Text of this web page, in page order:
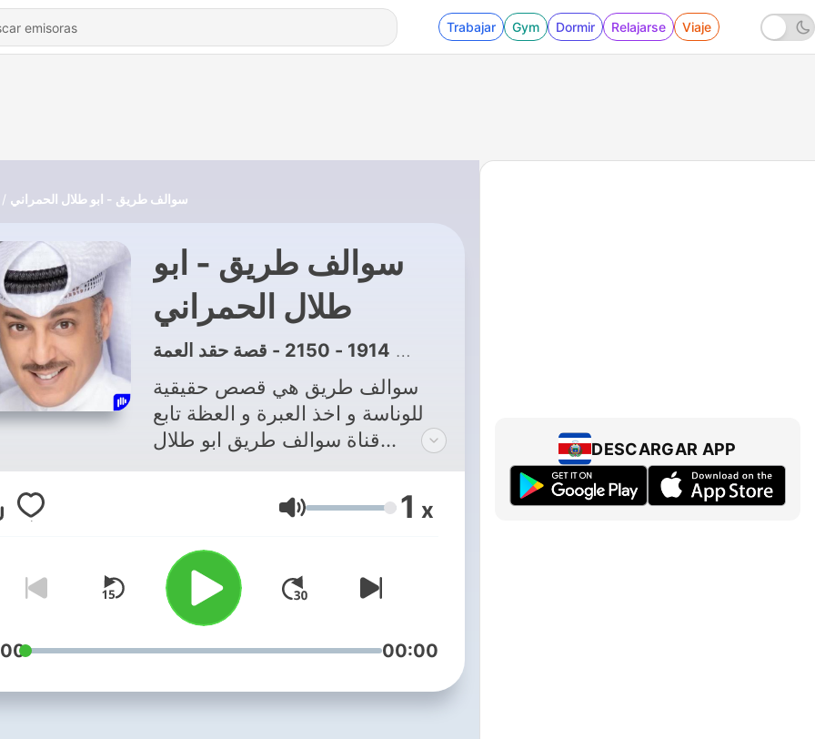
Trabajar Gym Dormir Relajarse Viaje
سوالف طريق - ابو طلال الحمراني
سوالف طريق - ابو
طلال الحمراني
| 1914 - 2150 - قصة حقد العمة
سوالف طريق هي قصص حقيقية
للوناسة و اخذ العبرة و العظة تابع
قناة سوالف طريق ابو طلال
الحمراني في اليوتيوب :-
https://youtube.com/@falhmranyللتواصل
عبر الواتس اب 0096555798721
ارسل تفاصيل القصة صوتي او كتابة
🙏🌹🌹
Volumen 1 x
00:00
DESCARGAR APP